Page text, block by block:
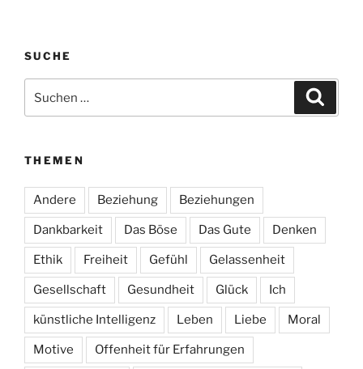
SUCHE
nach:
THEMEN
Andere Beziehung Beziehungen
Dankbarkeit Das Böse Das Gute Denken
Ethik Freiheit Gefühl Gelassenheit
Gesellschaft Gesundheit Glück Ich
künstliche Intelligenz Leben Liebe Moral
Motive Offenheit für Erfahrungen